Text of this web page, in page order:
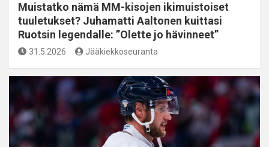
Muistatko nämä MM-kisojen ikimuistoiset
tuuletukset? Juhamatti Aaltonen kuittasi
Ruotsin legendalle: ”Olette jo hävinneet”
31.5.2026 Jääkiekkoseuranta